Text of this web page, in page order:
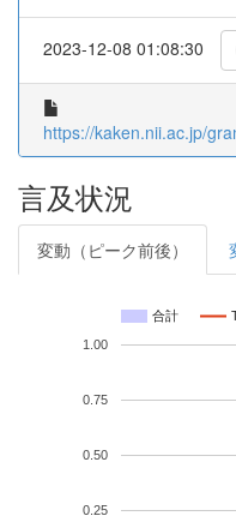
2023-12-08 01:08:30
https://kaken.nii.ac.jp/
言及状況
変動（ピーク前後）
合計
0.25
0.50
0.75
1.00